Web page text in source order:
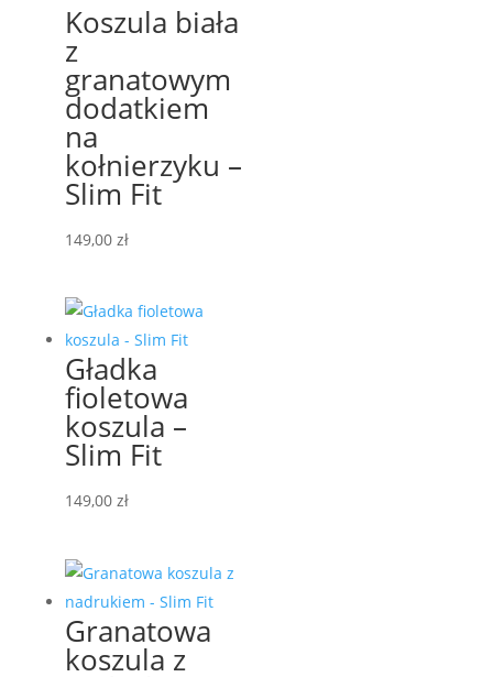
Koszula biała
z
granatowym
dodatkiem
na
kołnierzyku –
Slim Fit
149,00 zł
Gładka
fioletowa
koszula –
Slim Fit
149,00 zł
Granatowa
koszula z